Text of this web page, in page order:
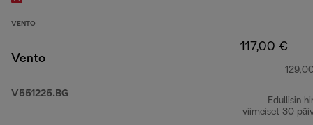
VENTO
Vento
V551225.BG
117,00 €
Edullisin
viimeiset 30